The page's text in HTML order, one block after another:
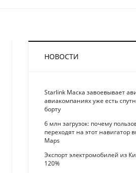
НОВОСТИ
Starlink Маска завоевывает
авиакомпаниях уже есть
борту
6 млн загрузок: почему
переходят на этот навигатор
Maps
Экспорт электромобилей из
120%